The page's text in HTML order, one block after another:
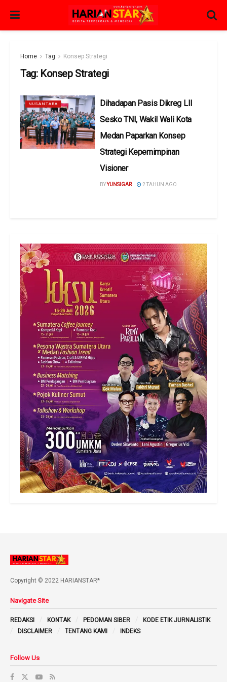
Home Tag Konsep Strategi
Tag: Konsep Strategi
NUSANTARA
Dihadapan Pasis Dikreg LII
Sesko TNI, Wakil Wali Kota
Medan Paparkan Konsep
Strategi Kepemimpinan
Visioner
BYYUNSIGAR 2 TAHUN AGO
Copyright © 2022 HARIANSTAR*
Navigate Site
REDAKSI KONTAK PEDOMAN SIBER
KODE ETIK JURNALISTIK
DISCLAIMER
TENTANG KAMI INDEKS
Follow Us